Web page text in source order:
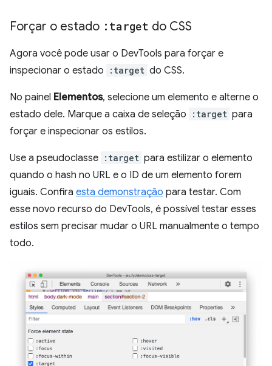
Forçar o estado :target do CSS
Agora você pode usar o DevTools para forçar e
inspecionar o estado
:target do CSS.
No painel Elementos, selecione um elemento e alterne o
estado dele. Marque a caixa de seleção
:target para
forçar e inspecionar os estilos.
Use a pseudoclasse :target para estilizar o elemento
quando o hash no URL e o ID de um elemento forem
iguais. Confira esta demonstração para testar. Com
esse novo recurso do DevTools, é possível testar esses
estilos sem precisar mudar o URL manualmente o tempo
todo.